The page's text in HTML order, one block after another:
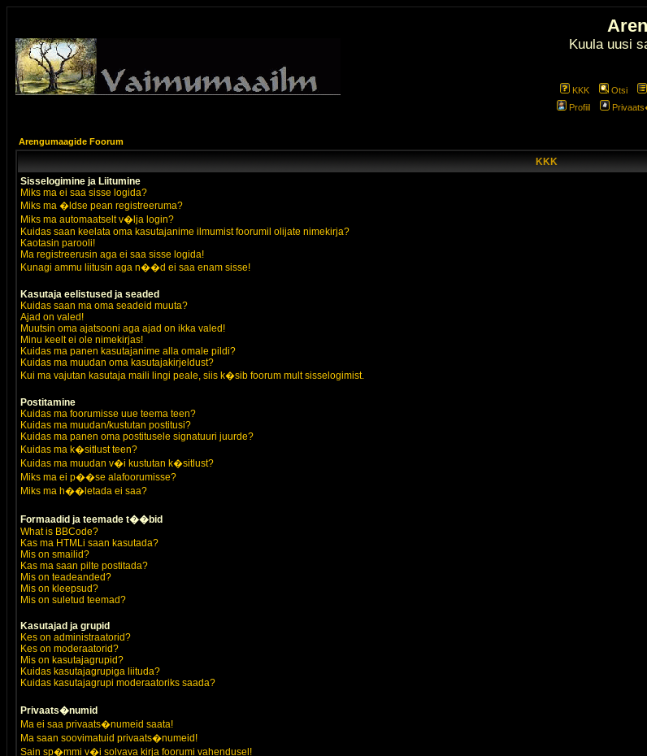
Kuula uusi
KKK Otsi
Profiil
Arengumaagide Foorum
KKK
Sisselogimine ja Liitumine
Miks ma ei saa sisse logida?
Miks ma �ldse pean registreeruma?
Miks ma automaatselt v�lja login?
Kuidas saan keelata oma kasutajanime ilmumist foorumil olijate nimekirja?
Kaotasin parooli!
Ma registreerusin aga ei saa sisse logida!
Kunagi ammu liitusin aga n��d ei saa enam sisse!
Kasutaja eelistused ja seaded
Kuidas saan ma oma seadeid muuta?
Ajad on valed!
Muutsin oma ajatsooni aga ajad on ikka valed!
Minu keelt ei ole nimekirjas!
Kuidas ma panen kasutajanime alla omale pildi?
Kuidas ma muudan oma kasutajakirjeldust?
Kui ma vajutan kasutaja maili lingi peale, siis k�sib foorum mult sisselogimist.
Postitamine
Kuidas ma foorumisse uue teema teen?
Kuidas ma muudan/kustutan postitusi?
Kuidas ma panen oma postitusele signatuuri juurde?
Kuidas ma k�sitlust teen?
Kuidas ma muudan v�i kustutan k�sitlust?
Miks ma ei p��se alafoorumisse?
Miks ma h��letada ei saa?
Formaadid ja teemade t��bid
What is BBCode?
Kas ma HTMLi saan kasutada?
Mis on smailid?
Kas ma saan pilte postitada?
Mis on teadeanded?
Mis on kleepsud?
Mis on suletud teemad?
Kasutajad ja grupid
Kes on administraatorid?
Kes on moderaatorid?
Mis on kasutajagrupid?
Kuidas kasutajagrupiga liituda?
Kuidas kasutajagrupi moderaatoriks saada?
Privaats�numid
Ma ei saa privaats�numeid saata!
Ma saan soovimatuid privaats�numeid!
Sain sp�mmi v�i solvava kirja foorumi vahendusel!